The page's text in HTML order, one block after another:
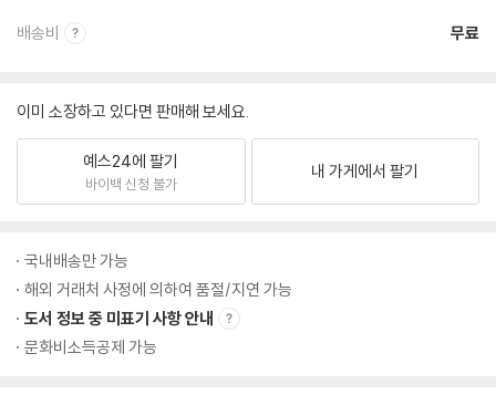
배송비 무료
이미 소장하고 있다면 판매해 보세요.
예스24에 팔기
바이백 신청 불가
내 가게에서 팔기
국내배송만 가능
해외 거래처 사정에 의하여 품절/지연 가능
도서 정보 중 미표기 사항 안내
문화비소득공제 가능